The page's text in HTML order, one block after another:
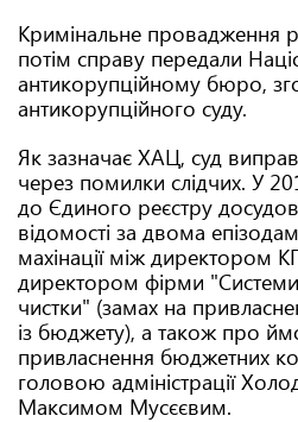
Кримінальне провадження
потім справу передали
антикорупційному бюро,
антикорупційного суду.
Як зазначає ХАЦ, суд
через помилки слідчих. У
до Єдиного реєстру
відомості за двома
махінації між директором
директором фірми
чистки" (замах на
із бюджету), а також про
привласнення бюджетних
головою адміністрації
Максимом Мусєєвим.